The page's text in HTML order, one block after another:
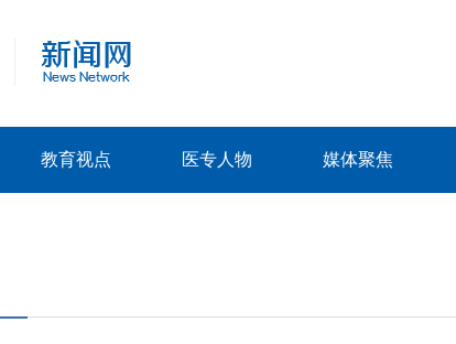
教育视点 医专人物 媒体聚焦